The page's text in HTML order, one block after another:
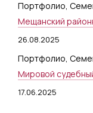
Портфолио
Мещанский
26.08.2025
Портфолио
Мировой
17.06.2025